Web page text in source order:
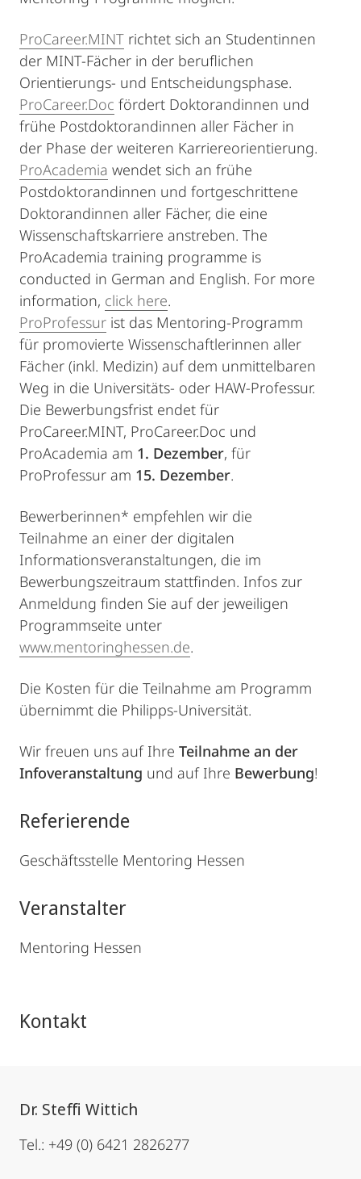
ProCareer.MINT richtet sich an Studentinnen
der MINT-Fächer in der beruflichen
Orientierungs- und Entscheidungsphase.
ProCareer.Doc fördert Doktorandinnen und
frühe Postdoktorandinnen aller Fächer in
der Phase der weiteren Karriereorientierung.
ProAcademia wendet sich an frühe
Postdoktorandinnen und fortgeschrittene
Doktorandinnen aller Fächer, die eine
Wissenschaftskarriere anstreben. The
ProAcademia training programme is
conducted in German and English. For more
information, click here.
ProProfessur ist das Mentoring-Programm
für promovierte Wissenschaftlerinnen aller
Fächer (inkl. Medizin) auf dem unmittelbaren
Weg in die Universitäts- oder HAW-Professur.
Die Bewerbungsfrist endet für
ProCareer.MINT, ProCareer.Doc und
ProAcademia am 1. Dezember, für
ProProfessur am 15. Dezember.
Bewerberinnen* empfehlen wir die
Teilnahme an einer der digitalen
Informationsveranstaltungen, die im
Bewerbungszeitraum stattfinden. Infos zur
Anmeldung finden Sie auf der jeweiligen
Programmseite unter
www.mentoringhessen.de.
Die Kosten für die Teilnahme am Programm
übernimmt die Philipps-Universität.
Wir freuen uns auf Ihre Teilnahme an der
Infoveranstaltung und auf Ihre Bewerbung!
Referierende
Geschäftsstelle Mentoring Hessen
Veranstalter
Mentoring Hessen
Kontakt
Dr. Steffi Wittich
Tel.: +49 (0) 6421 2826277